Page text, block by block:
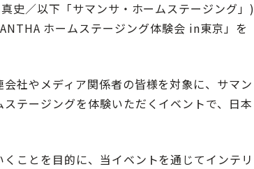
史／以下「サマンサ・ホームステージング」)
ホームステージング体験会 in東京」を
社やメディア関係者の皆様を対象に、サマン
テージングを体験いただくイベントで、日本
ことを目的に、当イベントを通じてインテリ